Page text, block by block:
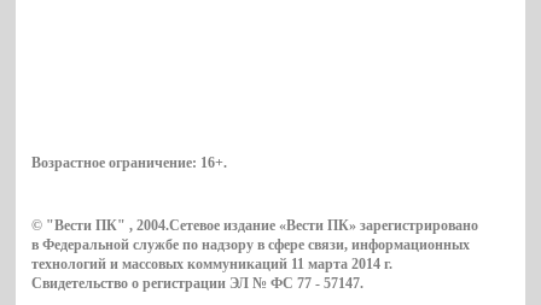
Возрастное ограничение: 16+.
© "Вести ПК" , 2004.Сетевое издание «Вести ПК» зарегистрировано
в Федеральной службе по надзору в сфере связи, информационных
технологий и массовых коммуникаций 11 марта 2014 г.
Свидетельство о регистрации ЭЛ № ФС 77 - 57147.